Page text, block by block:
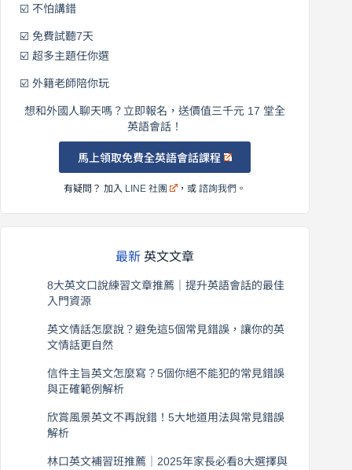
☑️ 不怕講錯
☑️ 免費試聽7天
☑️ 超多主題任你選
☑️ 外籍老師陪你玩
想和外國人聊天嗎？立即報名，送價值三千元 17 堂全
英語會話！
馬上領取免費全英語會話課程
有疑問？ 加入 LINE 社團 ，或諮詢我們 。
最新 英文文章
8大英文口說練習文章推薦｜提升英語會話的最佳
入門資源
英文情話怎麼說？避免這5個常見錯誤，讓你的英
文情話更自然
信件主旨英文怎麼寫？5個你絕不能犯的常見錯誤
與正確範例解析
欣賞風景英文不再說錯！5大地道用法與常見錯誤
解析
林口英文補習班推薦｜2025年家長必看8大選擇與